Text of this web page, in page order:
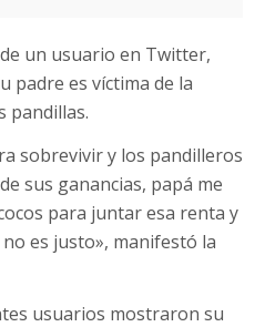
un usuario en Twitter,
padre es víctima de la
pandillas.
sobrevivir y los pandilleros
sus ganancias, papá me
para juntar esa renta y
es justo», manifestó la
usuarios mostraron su